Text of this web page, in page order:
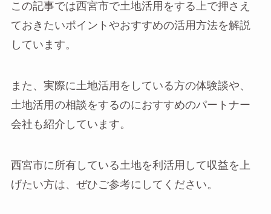
この記事では西宮市で土地活用をする上で押さえ
ておきたいポイントやおすすめの活用方法を解説
しています。
また、実際に土地活用をしている方の体験談や、
土地活用の相談をするのにおすすめのパートナー
会社も紹介しています。
西宮市に所有している土地を利活用して収益を上
げたい方は、ぜひご参考にしてください。